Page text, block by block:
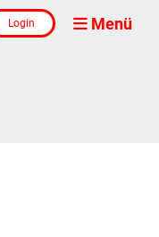
Login Menü